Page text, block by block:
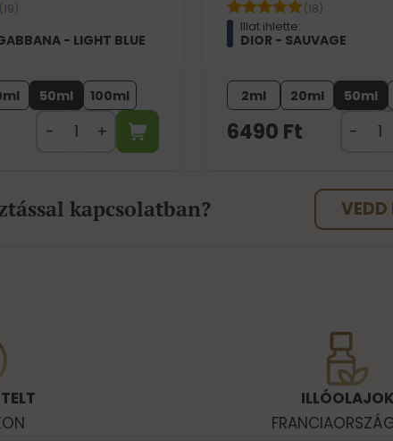
(19)
- LIGHT BLUE
50ml 100ml
(18)
Illat ihlette:
DIOR - SAUVAGE
2ml 20ml 50ml
6490 Ft
kapcsolatban?